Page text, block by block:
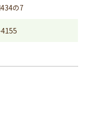
の7